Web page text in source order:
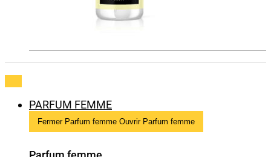
PARFUM FEMME
Fermer Parfum femme Ouvrir Parfum femme